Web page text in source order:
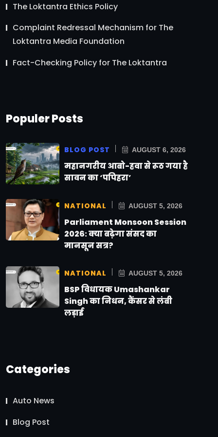
The Loktantra Ethics Policy
Complaint Redressal Mechanism for The
Loktantra Media Foundation
Fact-Checking Policy for The Loktantra
Populer Posts
BLOG POST AUGUST 6, 2026
महानगरीय आबो-हवा से रूठ गया है
सावन का ‘पपिहरा’
NATIONAL AUGUST 5, 2026
Parliament Monsoon Session
2026: क्या बढ़ेगा संसद का
मानसून सत्र?
NATIONAL AUGUST 5, 2026
BSP विधायक Umashankar
Singh का निधन, कैंसर से लंबी
लड़ाई
Categories
Auto News
Blog Post